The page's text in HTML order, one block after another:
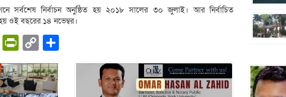
সর্বশেষ নির্বাচন অনুষ্ঠিত হয় ২০১৮ সালের ৩০ জুলাই। আর নির্বাচিত
ওই বছরের ১৪ নভেম্বর।
EmailPrintFriendly
Copy
Link